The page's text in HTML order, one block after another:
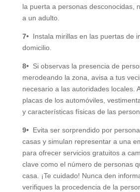
la puerta a personas desconocidas,
a un adulto.
7• Instala mirillas en las puertas de
domicilio.
8• Si observas la presencia de
merodeando la zona, avisa a tus
necesario a las autoridades locales.
placas de los automóviles,
y características físicas de las
9•Evita ser sorprendido por
casas y simulan representar a una
para ofrecer servicios gratuitos a
clave como el número de personas
casa. ¡Te cuidado! Nunca den
verifiques la procedencia de la